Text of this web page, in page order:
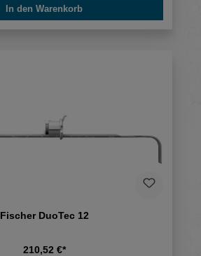
In den Warenkorb
Fischer DuoTec 12
210,52 €*